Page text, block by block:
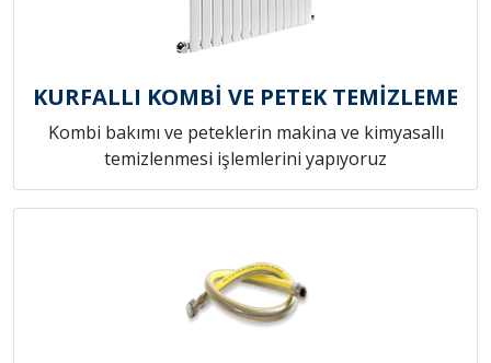
KURFALLI KOMBİ VE PETEK TEMİZLEME
Kombi bakımı ve peteklerin makina ve kimyasallı
temizlenmesi işlemlerini yapıyoruz